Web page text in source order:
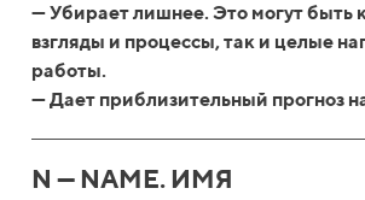
— Убирает лишнее. Это могут быть
взгляды и процессы, так и целые
работы.
— Дает приблизительный прогноз
N — NAME. ИМЯ